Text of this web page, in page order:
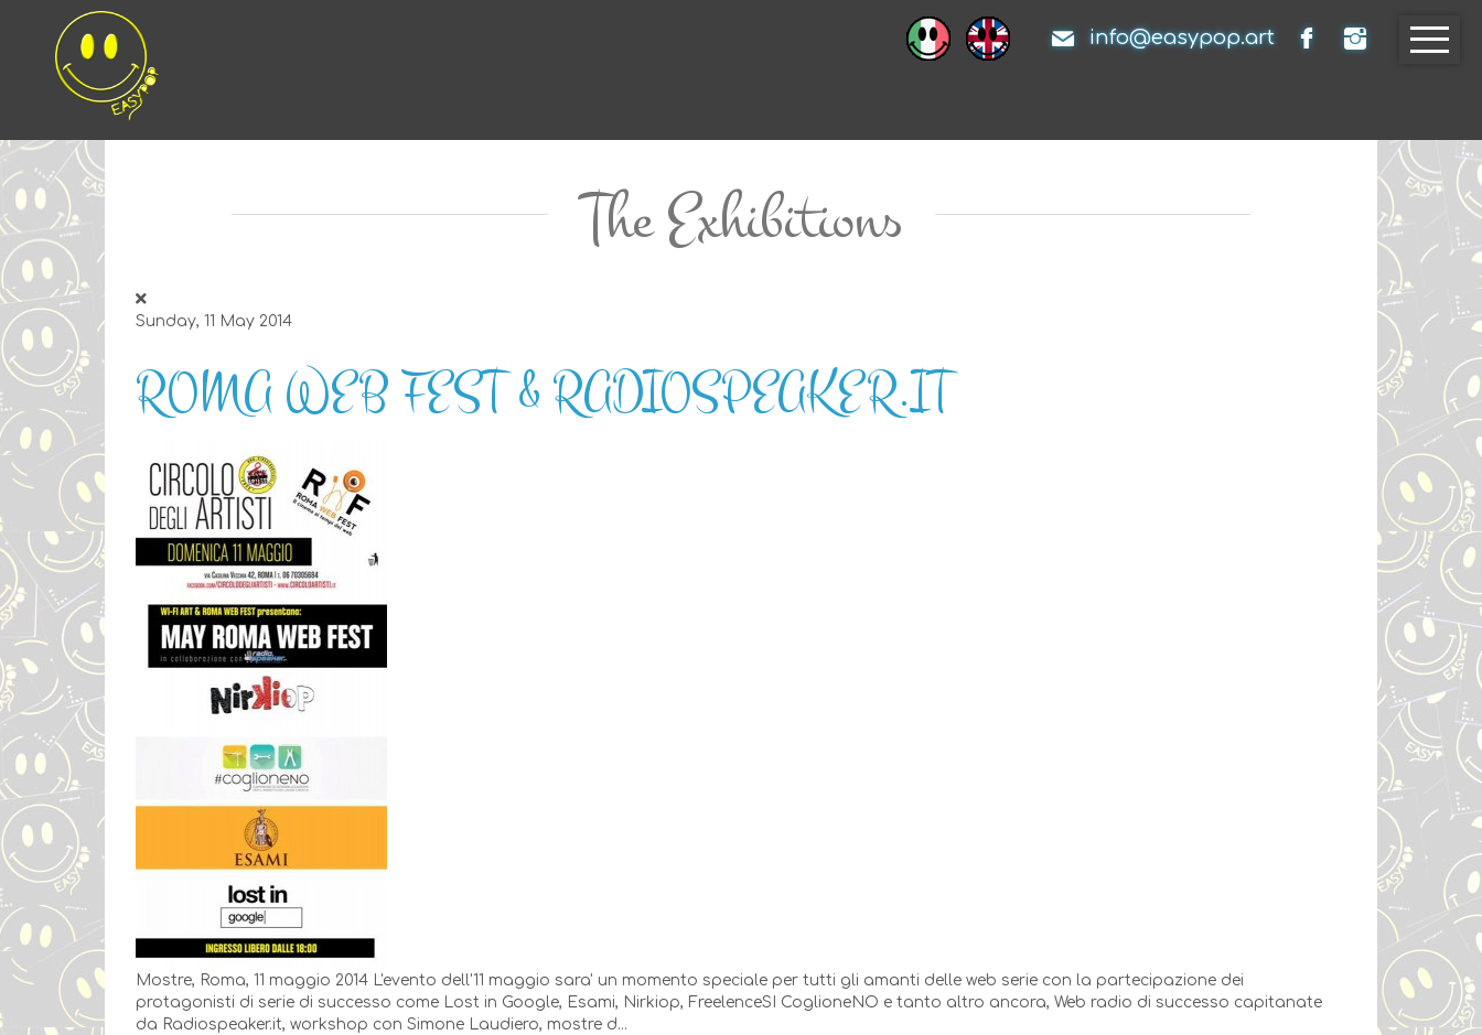
info@easypop.art
The Exhibitions
Sunday, 11 May 2014
ROMA WEB FEST & RADIOSPEAKER.IT
Mostre, Roma, 11 maggio 2014 ​L'evento dell'11 maggio sara' un momento speciale per tutti gli amanti delle web serie con la partecipazione dei
protagonisti di serie di successo come Lost in Google, Esami, Nirkiop, FreelenceSI CoglioneNO e tanto altro ancora, Web radio di successo capitanate
da Radiospeaker.it, workshop con Simone Laudiero, mostre d...